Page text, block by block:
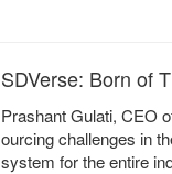
SDVerse: Born of
Prashant Gulati, CEO
ourcing challenges in
system for the entire